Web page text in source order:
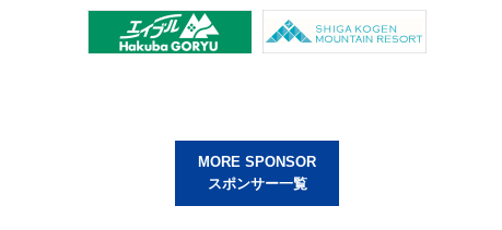
MORE SPONSOR
スポンサー一覧